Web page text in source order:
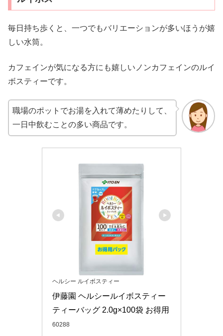
毎日持ち歩くと、一つでもバリエーションが多いほうが嬉
しい水筒。
カフェインが気になる方にも嬉しいノンカフェインのルイ
ボスティーです。
職場のポットでお湯を入れて薄めたりして、
一日中飲むことの多い商品です。
ヘルシー ルイボスティー
伊藤園 ヘルシールイボスティー
ティーバッグ 2.0g×100袋 お得用
60288